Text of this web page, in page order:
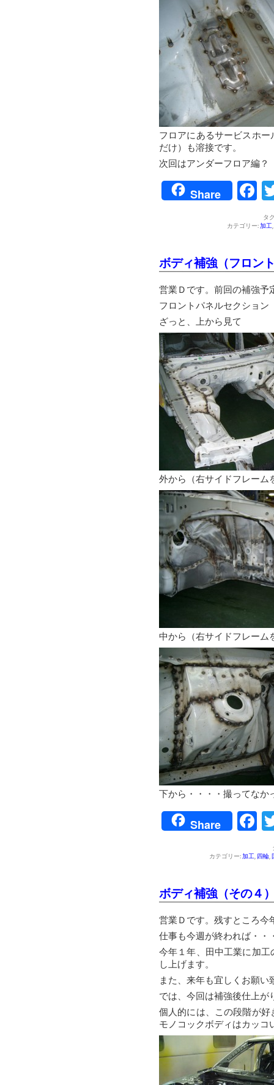
フロアにあるサービスホ
だけ）も溶接です。
次回はアンダーフロア編？
Share
タ
カテゴリー:加工,
ボディ補強（フロン
営業Ｄです。前回の補強予
フロントパネルセクション
ざっと、上から見て
外から（右サイドフレーム
中から（右サイドフレーム
下から・・・・撮ってなか
Share
カテゴリー:加工, 四輪,
ボディ補強（その４
営業Ｄです。残すところ今
仕事も今週が終われば・・
今年１年、田中工業に加
し上げます。
また、来年も宜しくお願い
では、今回は補強後仕上が
個人的には、この段階が
モノコックボディはカッコ